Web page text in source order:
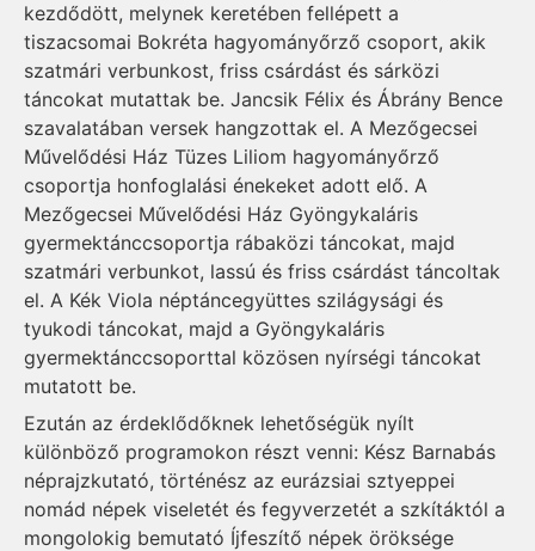
kezdődött, melynek keretében fellépett a
tiszacsomai Bokréta hagyományőrző csoport, akik
szatmári verbunkost, friss csárdást és sárközi
táncokat mutattak be. Jancsik Félix és Ábrány Bence
szavalatában versek hangzottak el. A Mezőgecsei
Művelődési Ház Tüzes Liliom hagyományőrző
csoportja honfoglalási énekeket adott elő. A
Mezőgecsei Művelődési Ház Gyöngykaláris
gyermektánccsoportja rábaközi táncokat, majd
szatmári verbunkot, lassú és friss csárdást táncoltak
el. A Kék Viola néptáncegyüttes szilágysági és
tyukodi táncokat, majd a Gyöngykaláris
gyermektánccsoporttal közösen nyírségi táncokat
mutatott be.
Ezután az érdeklődőknek lehetőségük nyílt
különböző programokon részt venni: Kész Barnabás
néprajzkutató, történész az eurázsiai sztyeppei
nomád népek viseletét és fegyverzetét a szkítáktól a
mongolokig bemutató Íjfeszítő népek öröksége